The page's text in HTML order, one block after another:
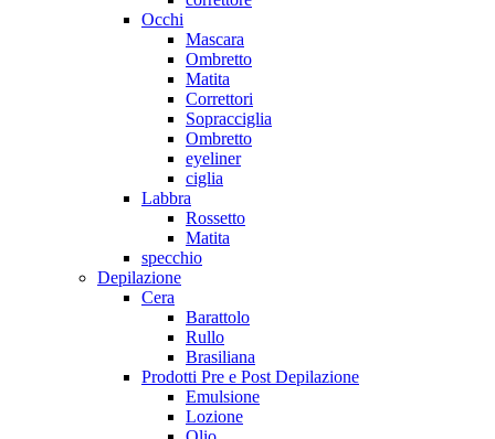
Occhi
Mascara
Ombretto
Matita
Correttori
Sopracciglia
Ombretto
eyeliner
ciglia
Labbra
Rossetto
Matita
specchio
Depilazione
Cera
Barattolo
Rullo
Brasiliana
Prodotti Pre e Post Depilazione
Emulsione
Lozione